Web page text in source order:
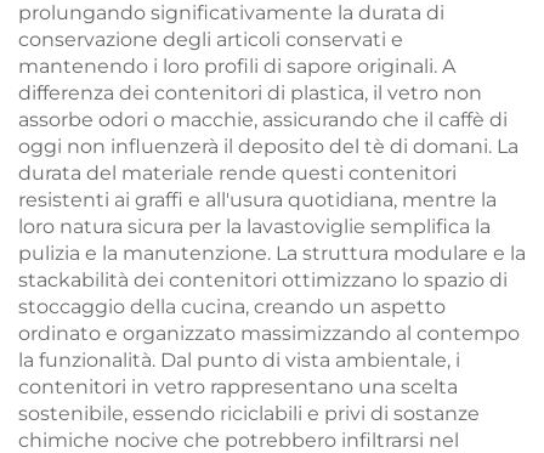
prolungando significativamente la durata di
conservazione degli articoli conservati e
mantenendo i loro profili di sapore originali. A
differenza dei contenitori di plastica, il vetro non
assorbe odori o macchie, assicurando che il caffè di
oggi non influenzerà il deposito del tè di domani. La
durata del materiale rende questi contenitori
resistenti ai graffi e all'usura quotidiana, mentre la
loro natura sicura per la lavastoviglie semplifica la
pulizia e la manutenzione. La struttura modulare e la
stackabilità dei contenitori ottimizzano lo spazio di
stoccaggio della cucina, creando un aspetto
ordinato e organizzato massimizzando al contempo
la funzionalità. Dal punto di vista ambientale, i
contenitori in vetro rappresentano una scelta
sostenibile, essendo riciclabili e privi di sostanze
chimiche nocive che potrebbero infiltrarsi nel